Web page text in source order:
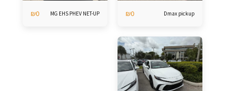
Dmax pickup
₪0
MG EHS PHEV NET-UP
₪0